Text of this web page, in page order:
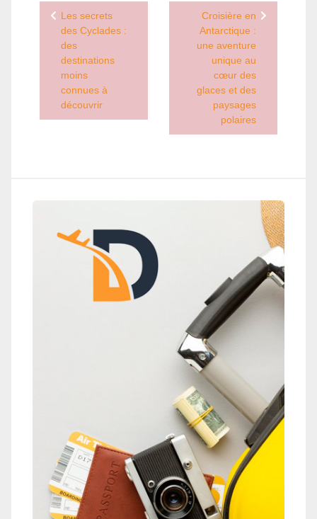
Navigation
l’article
Les secrets
des Cyclades :
des
destinations
moins
connues à
découvrir
Croisière en
Antarctique :
une aventure
unique au
cœur des
glaces et des
paysages
polaires